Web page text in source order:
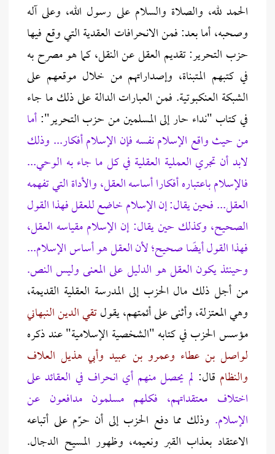
الحمد لله، والصلاة والسلام على رسول الله، وعلى آله
وصحبه، أما بعد: فمن الانحرافات العقدية التي وقع فيها
حزب التحرير: تقديم العقل عن النقل، كما هو مصرح به
في كتبهم المتبناة، وإصداراتهم من خلال موقعهم على
الشبكة العنكبوتية. فمن العبارات الدالة على ذلك ما جاء
في كتاب "نداء حار إلى المسلمين من حزب التحرير":أما
من حيث واقع الإسلام نفسه فإن الإسلام أفكار... وذلك
لابد أن تجري العملية العقلية في كل ما جاء به الوحي...
فالإسلام باعتباره أفكارا أساسه العقل، والأداة التي تفهمه
العقل... فحين يقال: إن الإسلام خاضع للعقل فهذا القول
الصحيح، وكذلك حين يقال: إن الإسلام مقياسه العقل،
فهذا القول أيضًا صحيح؛ لأن العقل هو أساس الإسلام...
وحينئذ يكون العقل هو الدليل على المعنى وليس النص.
من أجل ذلك مال الحزب إلى المدرسة العقلية القديمة،
وهي المعتزلة، وأثنى على أئمتهم، يقولتقي الدين النبهاني
مؤسس الحزب في كتابه "الشخصية الإسلامية" عند ذكره
لواصل بن عطاء وعمرو بن عبيد وأبي هذيل العلاف
والنظام قال: لم يحصل منهم أي انحراف في العقائد على
اختلاف معتقداتهم، فكلهم مسلمون مدافعون عن
الإسلام. وذلك مما دفع الحزب إلى أن حرّم على أتباعه
الاعتقاد بعذاب القبر ونعيمه، وظهور المسيح الدجال.